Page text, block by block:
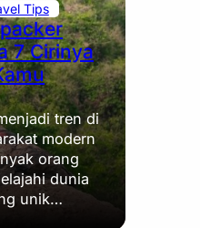
Tips
7 Cirinya
tren di
modern
orang
dunia
unik…